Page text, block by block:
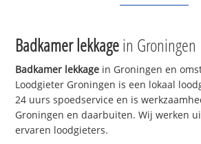
Badkamer lekkagein Groningen
Badkamer lekkage in Groningen en
Loodgieter Groningen is een lokaal
24 uurs spoedservice en is
Groningen en daarbuiten. Wij werken
ervaren loodgieters.